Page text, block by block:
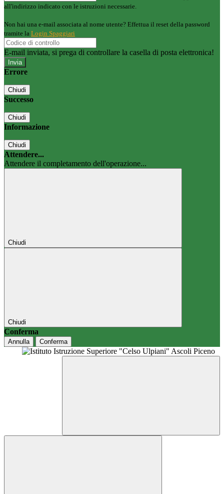
all'indirizzo indicato con le istruzioni necessarie.
Non hai una e-mail associata al nome utente? Effettua il reset della password
tramite la Login Spaggiari
E-mail inviata, si prega di controllare la casella di posta elettronica!
Errore
Chiudi
Successo
Chiudi
Informazione
Chiudi
Attendere...
Attendere il completamento dell'operazione...
Chiudi
Chiudi
Conferma
Annulla Conferma